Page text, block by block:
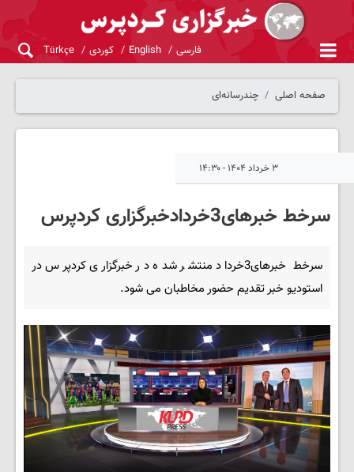
فارسی English کوردی Türkçe
صفحه اصلی چندرسانه‌ای
۳ خرداد ۱۴۰۴ - ۱۴:۳۰
سرخط خبرهای3خردادخبرگزاری کردپرس
سرخط خبرهای3خرداد منتشر شده در خبرگزاری کردپرس در
استودیو خبر تقدیم حضور مخاطبان می شود.